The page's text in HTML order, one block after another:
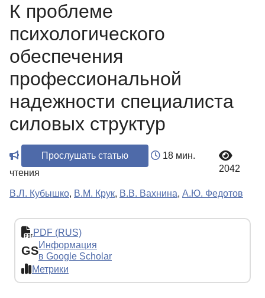
К проблеме
психологического
обеспечения
профессиональной
надежности специалиста
силовых структур
Прослушать статью
18 мин.
чтения
2042
В.Л. Кубышко, В.М. Крук, В.В. Вахнина, А.Ю. Федотов
PDF (RUS)
GSИнформация
в Google Scholar
Метрики